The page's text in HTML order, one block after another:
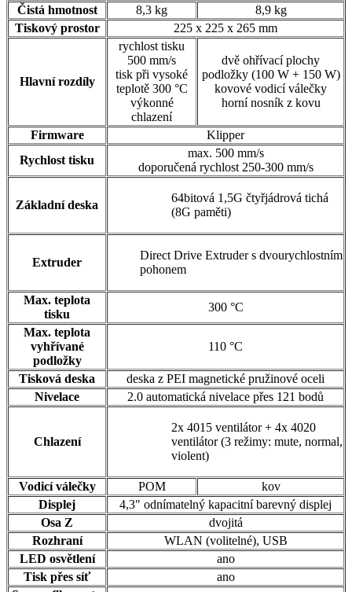
Čistá hmotnost
8,3 kg
8,9 kg
Tiskový prostor
225 x 225 x 265 mm
Hlavní rozdíly
rychlost tisku
500 mm/s
tisk při vysoké
teplotě 300 °C
výkonné
chlazení
dvě ohřívací plochy
podložky (100 W + 150 W)
kovové vodicí válečky
horní nosník z kovu
Firmware
Klipper
Rychlost tisku
max. 500 mm/s
doporučená rychlost 250-300 mm/s
Základní deska
64bitová 1,5G čtyřjádrová tichá
(8G paměti)
Extruder
Direct Drive Extruder s dvourychlostním
pohonem
Max. teplota
tisku
300 °C
Max. teplota
vyhřívané
podložky
110 °C
Tisková deska
deska z PEI magnetické pružinové oceli
Nivelace
2.0 automatická nivelace přes 121 bodů
Chlazení
2x 4015 ventilátor + 4x 4020
ventilátor (3 režimy: mute, normal,
violent)
Vodicí válečky POM
kov
Displej
4,3" odnímatelný kapacitní barevný displej
Osa Z
dvojitá
Rozhraní
WLAN (volitelné), USB
LED osvětlení
ano
Tisk přes síť
ano